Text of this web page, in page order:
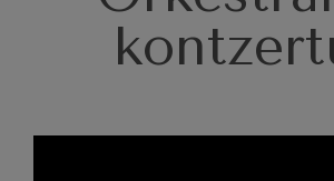
J. C.
J. C.
Joseph